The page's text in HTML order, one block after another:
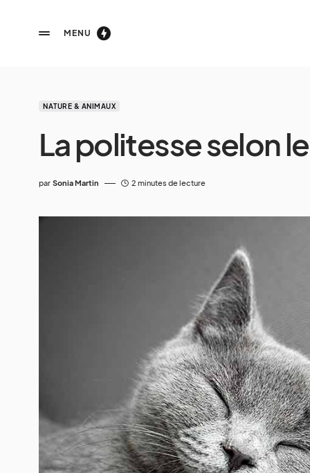
MENU
NATURE & ANIMAUX
La politesse selon
par Sonia Martin 2 minutes de lecture